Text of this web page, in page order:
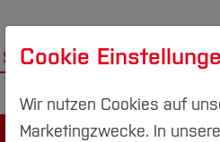
Studium Forschung &
Cookie
Wir nutzen Cookies auf
Marketingzwecke. In